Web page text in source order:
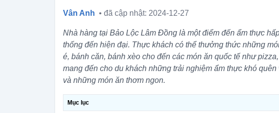
Vân Anh • đã cập nhật: 2024-12-27
Nhà hàng tại Bảo Lộc Lâm Đồng là một điểm đến ẩm thực
thống đến hiện đại. Thực khách có thể thưởng thức những
é, bánh căn, bánh xèo cho đến các món ăn quốc tế như
mang đến cho du khách những trải nghiệm ẩm thực khó
và những món ăn thơm ngon.
Mục lục